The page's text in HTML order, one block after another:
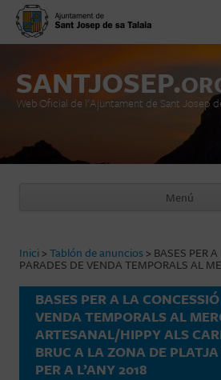
SANTJOSEP.
Web Oficial de l'Ajuntament de Sant Josep
Menú
Inici>Tablón de anuncios>BASES PER
PARADES DE VENDA TEMPORALS AL
BASES PER A LA
VENDA TEMPORALS AL
ARTESANAL/HIPPY ALS
BRUC A LA ZONA DE
PER A L’ANY 2018